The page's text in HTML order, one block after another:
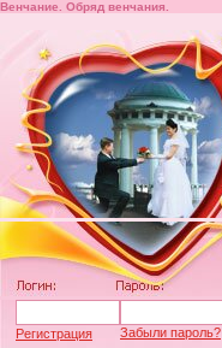
Венчание. Обряд венчания.
Регистрация Забыли пароль?